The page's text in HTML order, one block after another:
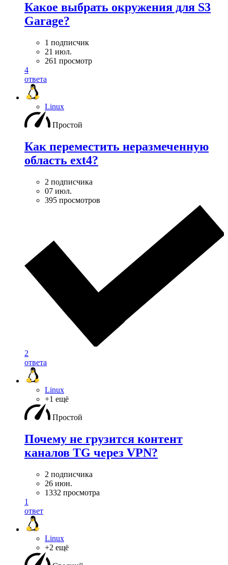
Какое выбрать окружения для S3
Garage?
1 подписчик
21 июл.
261 просмотр
4
ответа
Linux
Простой
Как переместить неразмеченную
область ext4?
2 подписчика
07 июл.
395 просмотров
2
ответа
Linux
+1 ещё
Простой
Почему не грузится контент
каналов TG через VPN?
2 подписчика
26 июн.
1332 просмотра
1
ответ
Linux
+2 ещё